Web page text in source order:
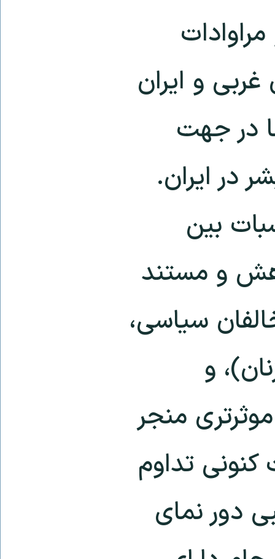
و ایران
در جهت
در ایران.
بین
و مستند
سیاسی،
و
منجر
تداوم
دور نمای